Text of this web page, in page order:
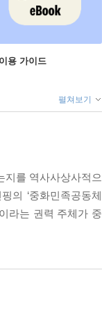
용 가이드
펼쳐보기
지를 역사사상사적으
의 ‘중화민족공동체
라는 권력 주체가 중